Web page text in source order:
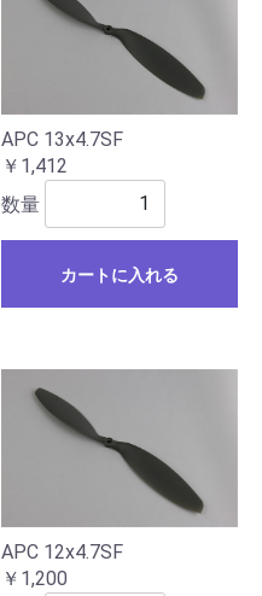
APC 13x4.7SF
￥1,412
数量
カートに入れる
APC 12x4.7SF
￥1,200